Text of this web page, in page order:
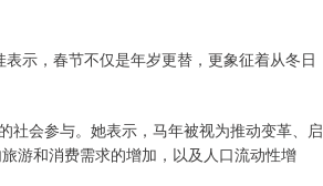
示，春节不仅是年岁更替，更象征着从冬日
社会参与。她表示，马年被视为推动变革、启
游和消费需求的增加，以及人口流动性增